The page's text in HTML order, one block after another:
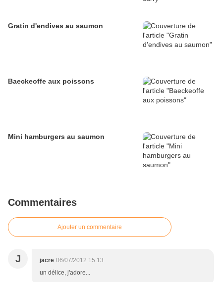
Gratin d'endives au saumon
Baeckeoffe aux poissons
Mini hamburgers au saumon
Commentaires
Ajouter un commentaire
J jacre 06/07/2012 15:13
un délice, j'adore...